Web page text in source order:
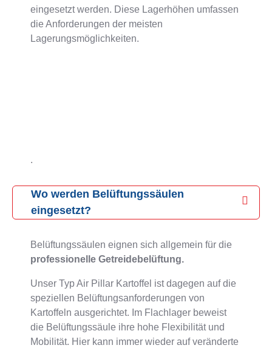
eingesetzt werden. Diese Lagerhöhen umfassen
die Anforderungen der meisten
Lagerungsmöglichkeiten.
.
Wo werden Belüftungssäulen
eingesetzt?
Belüftungssäulen eignen sich allgemein für die
professionelle Getreidebelüftung.
Unser Typ Air Pillar Kartoffel ist dagegen auf die
speziellen Belüftungsanforderungen von
Kartoffeln ausgerichtet. Im Flachlager beweist
die Belüftungssäule ihre hohe Flexibilität und
Mobilität. Hier kann immer wieder auf veränderte